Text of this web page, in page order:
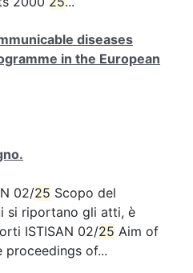
diseases
in the European
02/25 Scopo del
si riportano gli atti, è
ISTISAN 02/25 Aim of
proceedings of...